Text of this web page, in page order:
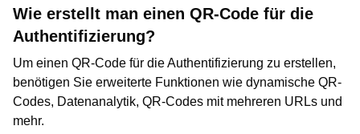
Wie erstellt man einen QR-Code für die
Authentifizierung?
Um einen QR-Code für die Authentifizierung zu erstellen,
benötigen Sie erweiterte Funktionen wie dynamische QR-
Codes, Datenanalytik, QR-Codes mit mehreren URLs und
mehr.